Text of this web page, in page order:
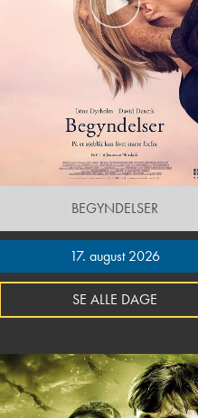
BEGYNDELSER
17. august 2026
SE ALLE DAGE